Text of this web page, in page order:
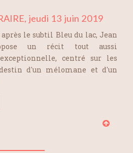
jeudi 13 juin 2019
le subtil Bleu du lac, Jean
un récit tout aussi
centré sur les
d'un mélomane et d'un